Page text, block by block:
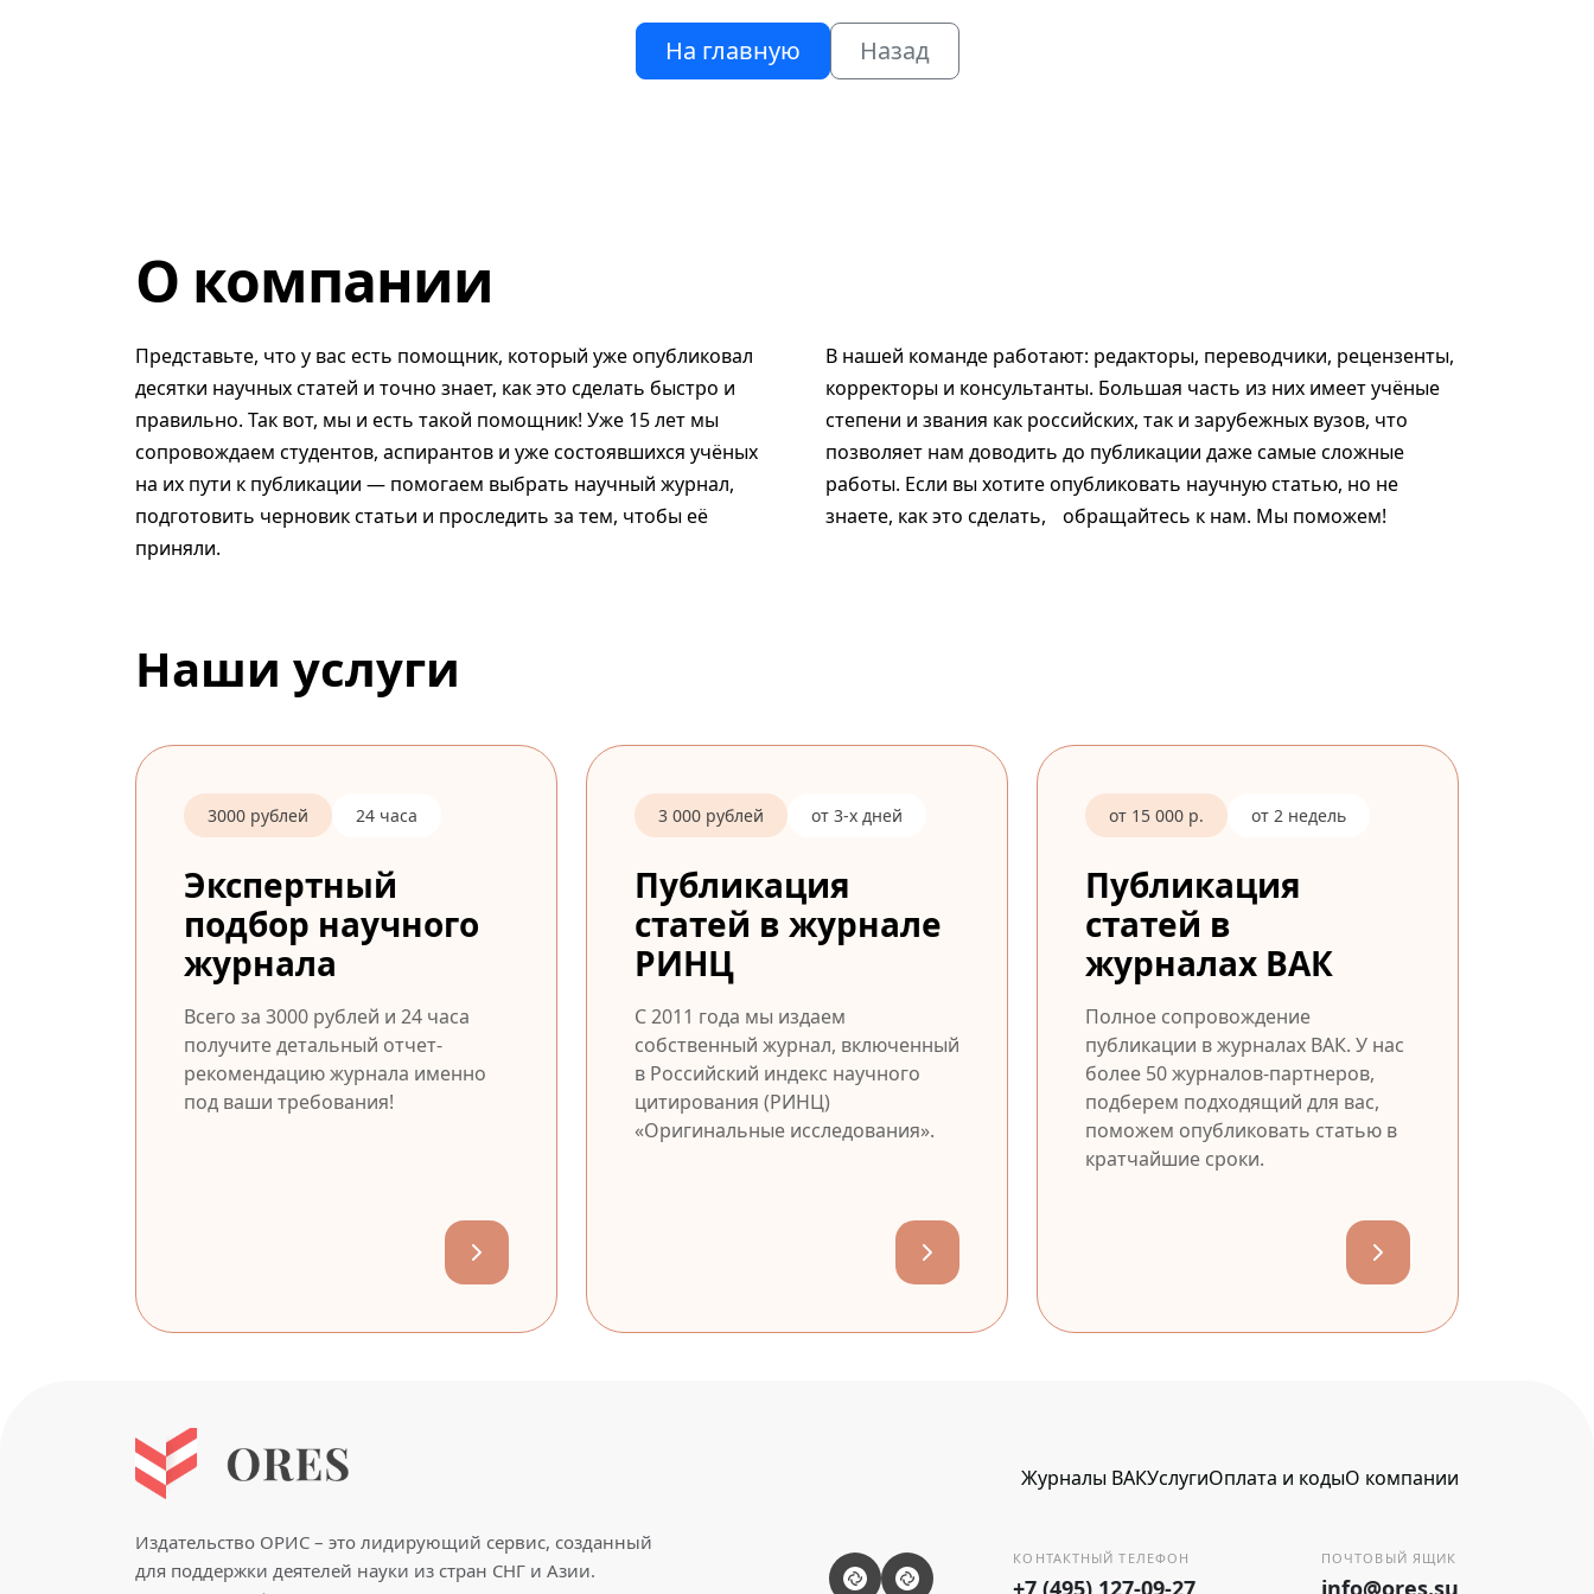
На главную Назад
О компании
Представьте, что у вас есть помощник, который уже опубликовал
десятки научных статей и точно знает, как это сделать быстро и
правильно. Так вот, мы и есть такой помощник! Уже 15 лет мы
сопровождаем студентов, аспирантов и уже состоявшихся учёных
на их пути к публикации — помогаем выбрать научный журнал,
подготовить черновик статьи и проследить за тем, чтобы её
приняли.
В нашей команде работают: редакторы, переводчики, рецензенты,
корректоры и консультанты. Большая часть из них имеет учёные
степени и звания как российских, так и зарубежных вузов, что
позволяет нам доводить до публикации даже самые сложные
работы. Если вы хотите опубликовать научную статью, но не
знаете, как это сделать, обращайтесь к нам. Мы поможем!
Наши услуги
3000 рублей 24 часа
Экспертный
подбор научного
журнала
Всего за 3000 рублей и 24 часа
получите детальный отчет-
рекомендацию журнала именно
под ваши требования!
3 000 рублей от 3-х дней
Публикация
статей в журнале
РИНЦ
С 2011 года мы издаем
собственный журнал, включенный
в Российский индекс научного
цитирования (РИНЦ)
«Оригинальные исследования».
от 15 000 р. от 2 недель
Публикация
статей в
журналах ВАК
Полное сопровождение
публикации в журналах ВАК. У нас
более 50 журналов-партнеров,
подберем подходящий для вас,
поможем опубликовать статью в
кратчайшие сроки.
Издательство ОРИС – это лидирующий сервис, созданный
для поддержки деятелей науки из стран СНГ и Азии.
Журналы ВАКУслугиОплата и кодыО компании
КОНТАКТНЫЙ ТЕЛЕФОН
+7 (495) 127-09-27
ПОЧТОВЫЙ ЯЩИК
info@ores.su